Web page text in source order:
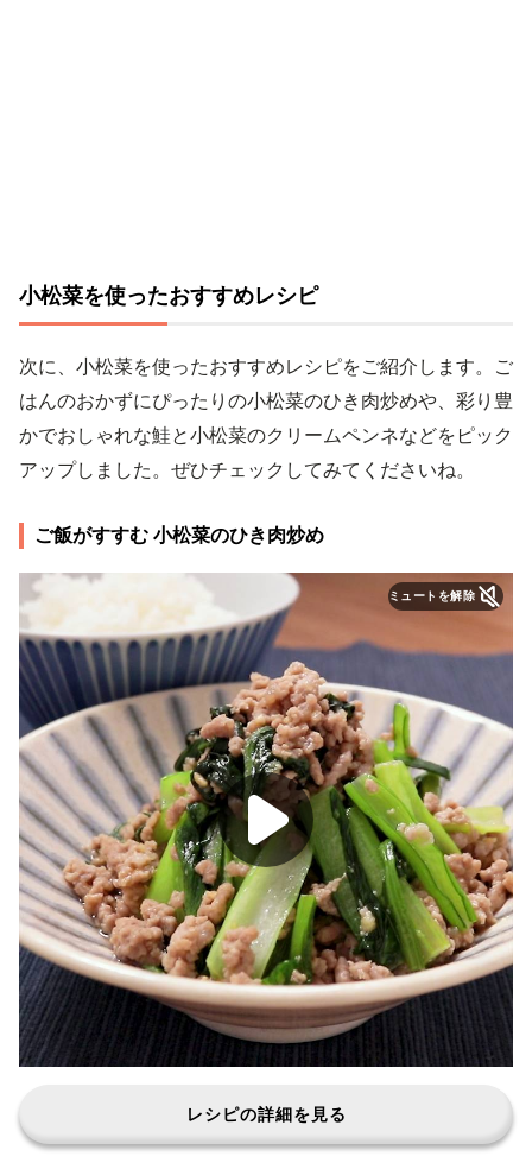
小松菜を使ったおすすめレシピ
次に、小松菜を使ったおすすめレシピをご紹介します。ご
はんのおかずにぴったりの小松菜のひき肉炒めや、彩り豊
かでおしゃれな鮭と小松菜のクリームペンネなどをピック
アップしました。ぜひチェックしてみてくださいね。
ご飯がすすむ 小松菜のひき肉炒め
ミュートを解除
レシピの詳細を見る